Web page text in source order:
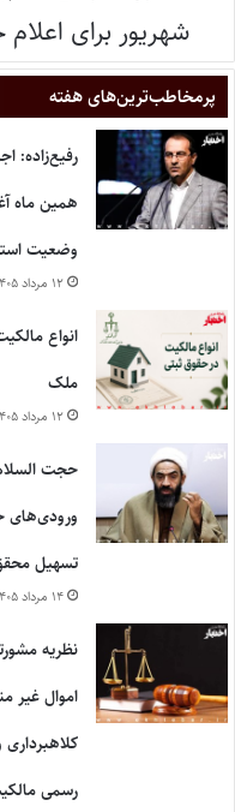
شهریور برای
پر‌مخاطب‌ترین‌های هفته
رفیع‌زاده:
همین ماه
وضعیت
۱۲ مرداد ۱۴۰۵
ملک
۱۲ مرداد ۱۴۰۵
حجت
ورودی‌های
تسهیل
۱۴ مرداد ۱۴۰۵
نظریه
اموال غیر
رسمی